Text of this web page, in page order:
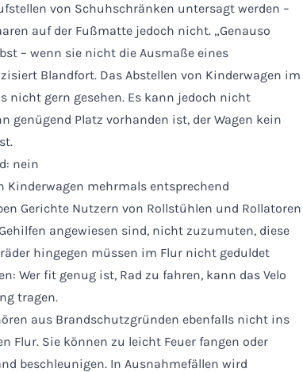
von Schuhschränken untersagt werden –
auf der Fußmatte jedoch nicht. „Genauso
– wenn sie nicht die Ausmaße eines
Blandfort. Das Abstellen von Kinderwagen im
nicht gern gesehen. Es kann jedoch nicht
genügend Platz vorhanden ist, der Wagen kein
nein
Kinderwagen mehrmals entsprechend
Gerichte Nutzern von Rollstühlen und Rollatoren
angewiesen sind, nicht zuzumuten, diese
hingegen müssen im Flur nicht geduldet
Wer fit genug ist, Rad zu fahren, kann das Velo
tragen.
aus Brandschutzgründen ebenfalls nicht ins
Flur. Sie können zu leicht Feuer fangen oder
beschleunigen. In Ausnahmefällen wird